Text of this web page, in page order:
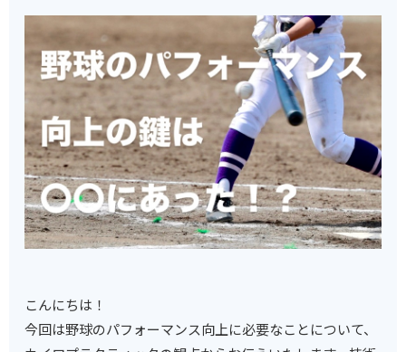
こんにちは！
今回は野球のパフォーマンス向上に必要なことについて、